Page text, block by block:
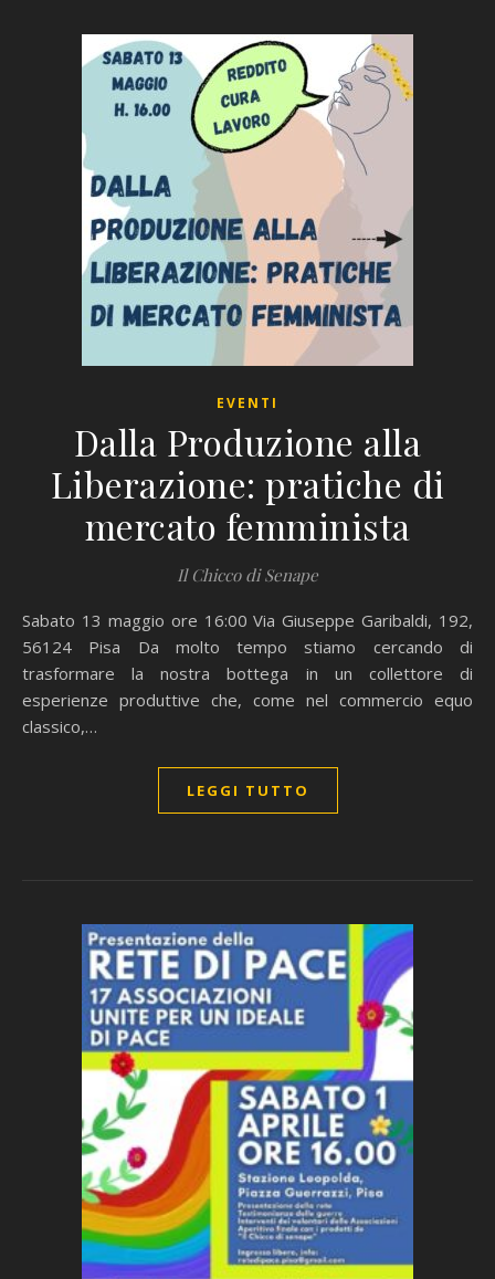
EVENTI
Dalla Produzione alla
Liberazione: pratiche di
mercato femminista
Il Chicco di Senape
Sabato 13 maggio ore 16:00 Via Giuseppe Garibaldi, 192,
56124 Pisa Da molto tempo stiamo cercando di
trasformare la nostra bottega in un collettore di
esperienze produttive che, come nel commercio equo
classico,…
LEGGI TUTTO